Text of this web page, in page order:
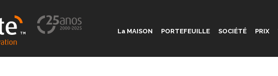
La MAISON PORTEFEUILLE SOCIÉTÉ PRIX